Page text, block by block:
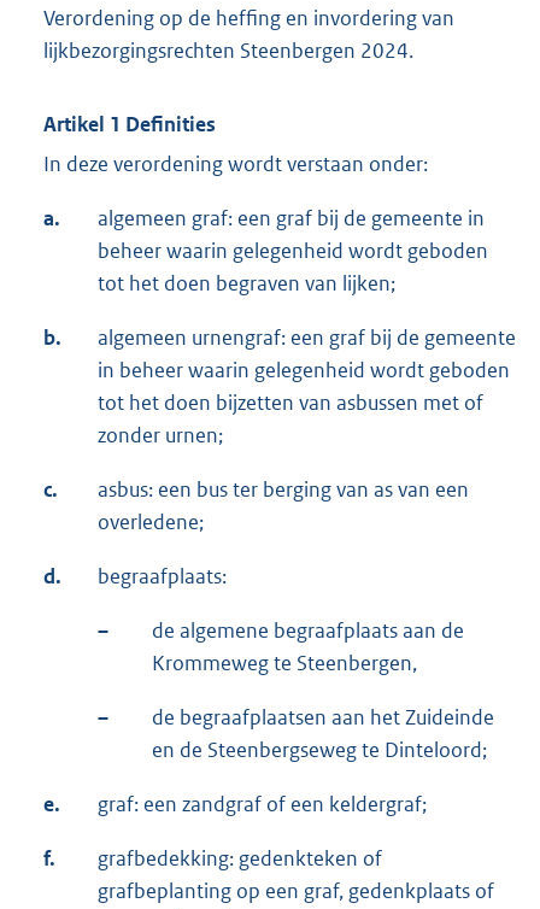
Verordening op de heffing en invordering van
lijkbezorgingsrechten Steenbergen 2024.
Artikel 1 Definities
In deze verordening wordt verstaan onder:
a.
algemeen graf: een graf bij de gemeente in
beheer waarin gelegenheid wordt geboden
tot het doen begraven van lijken;
b.
algemeen urnengraf: een graf bij de gemeente
in beheer waarin gelegenheid wordt geboden
tot het doen bijzetten van asbussen met of
zonder urnen;
c.
asbus: een bus ter berging van as van een
overledene;
d. begraafplaats:
–
de algemene begraafplaats aan de
Krommeweg te Steenbergen,
–
de begraafplaatsen aan het Zuideinde
en de Steenbergseweg te Dinteloord;
e. graf: een zandgraf of een keldergraf;
f.
grafbedekking: gedenkteken of
grafbeplanting op een graf, gedenkplaats of